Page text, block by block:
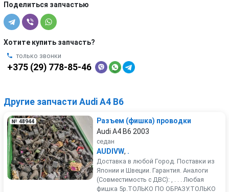
Поделиться запчастью
Хотите купить запчасть?
только звонки
+375 (29) 778-85-46
Другие запчасти Audi A4 B6
№ 48944
Разъем (фишка) проводки
Audi A4 B6 2003
седан
AUDIVW, .
Доставка в любой Город. Поставки из
Японии и Швеции. Гарантия. Аналоги
(Совместимость с ДВС): , . . . Любая
фишка 5р.ТОЛЬКО ПО ОБРАЗУ.ТОЛЬКО